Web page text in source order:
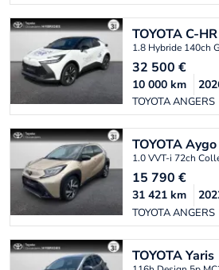
TOYOTAC-HR
1.8 Hybride 140ch
32 500 €
TOYOTA ANGERS
10 000 km
TOYOTAAygo
1.0 VVT-i 72ch
15 790 €
TOYOTA ANGERS
31 421 km
TOYOTAYaris